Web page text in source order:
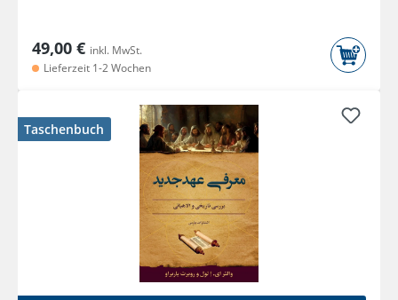
49,00 € inkl. MwSt.
Lieferzeit 1-2 Wochen
Taschenbuch